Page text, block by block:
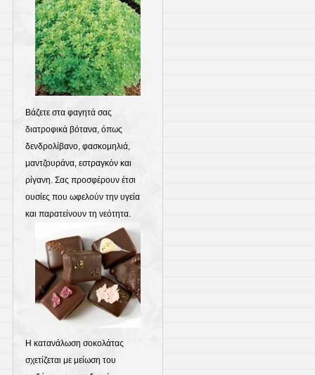
Βάζετε στα φαγητά σας
διατροφικά βότανα, όπως
δενδρολίβανο, φασκομηλιά,
μαντζουράνα, εστραγκόν και
ρίγανη. Σας προσφέρουν έτσι
ουσίες που ωφελούν την υγεία
και παρατείνουν τη νεότητα.
Η κατανάλωση σοκολάτας
σχετίζεται με μείωση του